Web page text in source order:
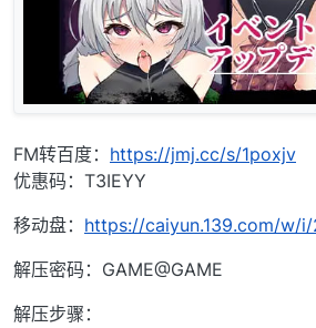
FM转百度： https://jmj.cc/s/1poxjv
优惠码：T3IEYY
移动盘： https://caiyun.139.com/w/i/
解压密码：GAME@GAME
解压步骤：